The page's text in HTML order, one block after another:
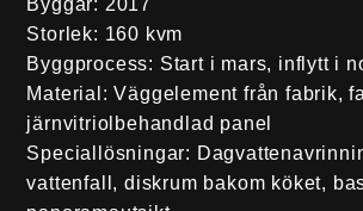
Byggår: 2017
Storlek: 160 kvm
Byggprocess: Start i mars, inflytt i
Material : Väggelement från fabrik,
järnvitriolbehandlad panel
Speciallösningar:
vattenfall, diskrum bakom köket,